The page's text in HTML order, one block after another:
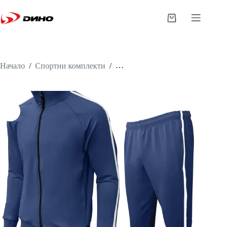
Начало / Спортни комплекти / Спортен комплект